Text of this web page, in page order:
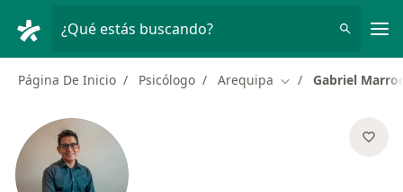
¿Qué estás buscando?
Página De Inicio Psicólogo Arequipa Cambiar de ciudad
Gabriel